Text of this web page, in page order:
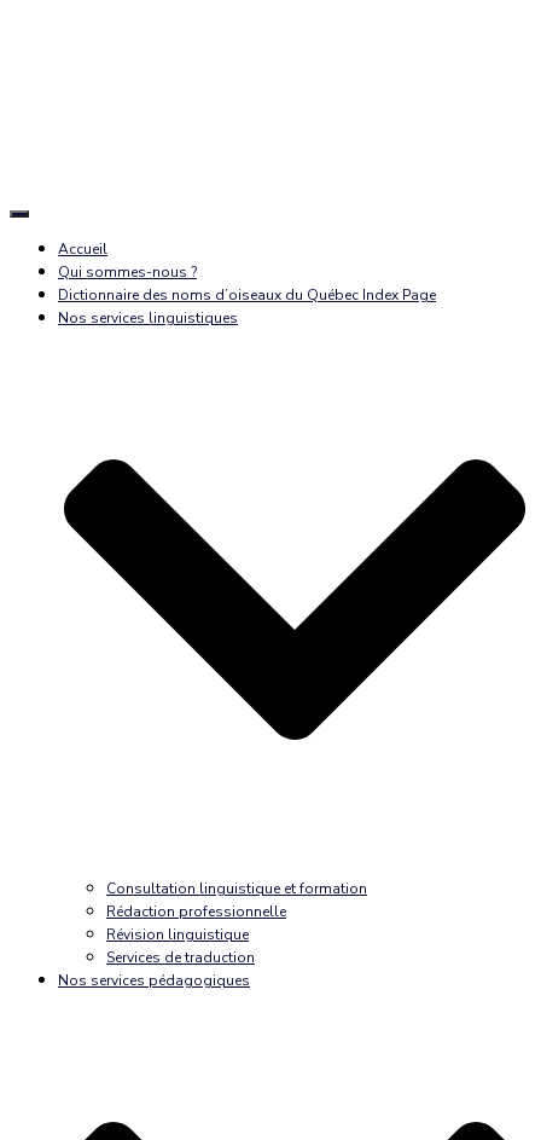
Déplier
navigation
Accueil
Qui sommes-nous ?
Dictionnaire des noms d’oiseaux du Québec Index Page
Nos services linguistiques
Consultation linguistique et formation
Rédaction professionnelle
Révision linguistique
Services de traduction
Nos services pédagogiques